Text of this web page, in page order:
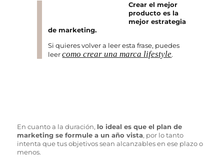
Crear el mejor
producto es la
mejor estrategia
de marketing.
Si quieres volver a leer esta frase, puedes
leercomo crear una marca lifestyle.
En cuanto a la duración, lo ideal es que el plan de
marketing se formule a un año vista, por lo tanto
intenta que tus objetivos sean alcanzables en ese plazo o
menos.